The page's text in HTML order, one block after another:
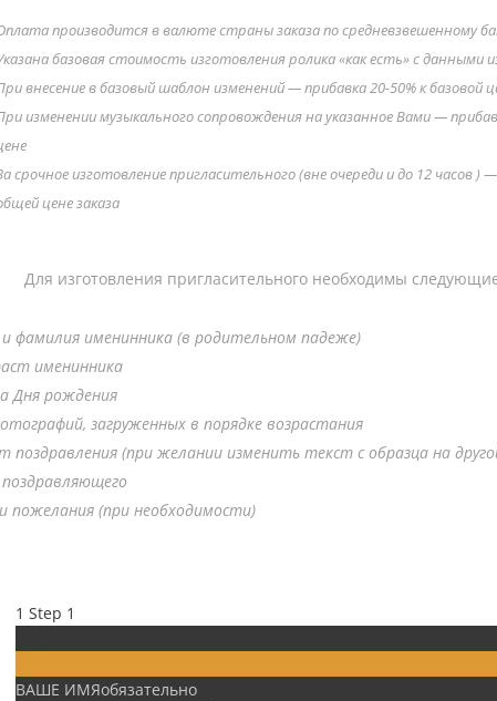
производится в валюте страны заказа по средневзвешенному
базовая стоимость изготовления ролика «как есть» с данными
внесение в базовый шаблон изменений — прибавка 20-50% к базовой
изменении музыкального сопровождения на указанное Вами —
срочное изготовление пригласительного (вне очереди и до 12 часов )
цене заказа
Для изготовления пригласительного необходимы
фамилия именинника (в родительном падеже)
именинника
Дня рождения
загруженных в порядке возрастания
поздравления (при желании изменить текст с образца на
пожелания (при необходимости)
1 Step 1
ВАШЕ ИМЯобязательно